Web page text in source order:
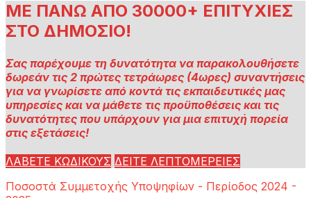
ΜΕ ΠΑΝΩ ΑΠΟ 30000+ ΕΠΙΤΥΧΙΕΣ
ΣΤΟ ΔΗΜΟΣΙΟ!
Σας παρέχουμε τη δυνατότητα να παρακολουθήσετε
δωρεάν τις 2 πρώτες τετράωρες (4ωρες) συναντήσεις
για να γνωρίσετε από κοντά τις εκπαιδευτικές μας
υπηρεσίες και να μάθετε τις προϋποθέσεις και τις
δυνατότητες που υπάρχουν για μια επιτυχή πορεία
στις εξετάσεις!
ΛΑΒΕΤΕ ΚΩΔΙΚΟΥΣ ΔΕΙΤΕ ΛΕΠΤΟΜΕΡΕΙΕΣ
Ποσοστά Συμμετοχής Υποψηφίων - Περίοδος 2024 -